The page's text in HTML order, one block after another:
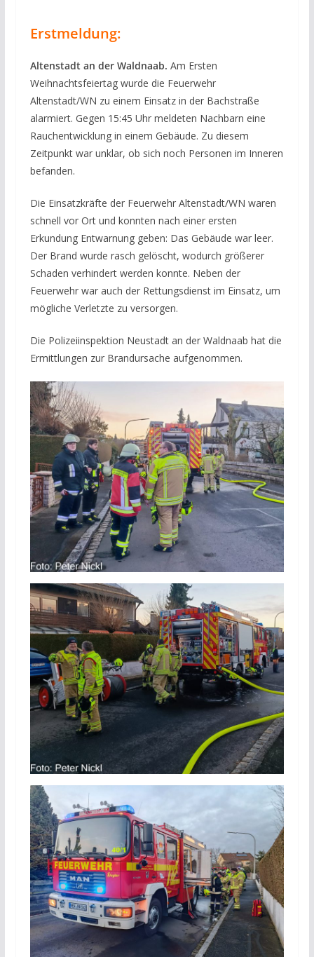
Erstmeldung:
Altenstadt an der Waldnaab. Am Ersten
Weihnachtsfeiertag wurde die Feuerwehr
Altenstadt/WN zu einem Einsatz in der Bachstraße
alarmiert. Gegen 15:45 Uhr meldeten Nachbarn eine
Rauchentwicklung in einem Gebäude. Zu diesem
Zeitpunkt war unklar, ob sich noch Personen im Inneren
befanden.
Die Einsatzkräfte der Feuerwehr Altenstadt/WN waren
schnell vor Ort und konnten nach einer ersten
Erkundung Entwarnung geben: Das Gebäude war leer.
Der Brand wurde rasch gelöscht, wodurch größerer
Schaden verhindert werden konnte. Neben der
Feuerwehr war auch der Rettungsdienst im Einsatz, um
mögliche Verletzte zu versorgen.
Die Polizeiinspektion Neustadt an der Waldnaab hat die
Ermittlungen zur Brandursache aufgenommen.